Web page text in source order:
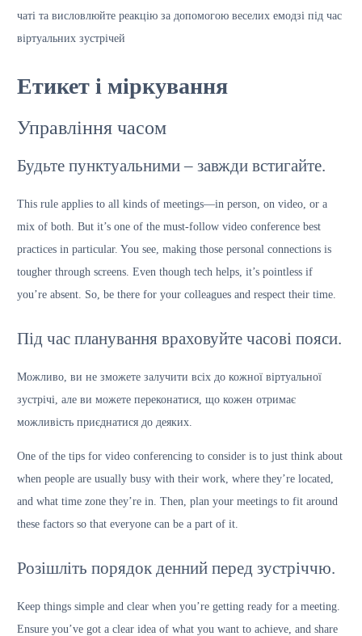
чаті та висловлюйте реакцію за допомогою веселих емодзі під час
віртуальних зустрічей
Етикет і міркування
Управління часом
Будьте пунктуальними – завжди встигайте.
This rule applies to all kinds of meetings—in person, on video, or a
mix of both. But it’s one of the must-follow video conference best
practices in particular. You see, making those personal connections is
tougher through screens. Even though tech helps, it’s pointless if
you’re absent. So, be there for your colleagues and respect their time.
Під час планування враховуйте часові пояси.
Можливо, ви не зможете залучити всіх до кожної віртуальної
зустрічі, але ви можете переконатися, що кожен отримає
можливість приєднатися до деяких.
One of the tips for video conferencing to consider is to just think about
when people are usually busy with their work, where they’re located,
and what time zone they’re in. Then, plan your meetings to fit around
these factors so that everyone can be a part of it.
Розішліть порядок денний перед зустріччю.
Keep things simple and clear when you’re getting ready for a meeting.
Ensure you’ve got a clear idea of what you want to achieve, and share